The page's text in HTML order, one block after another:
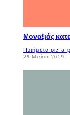
Μοναξιάς
Ποιήματα pic-a-
29 Μαΐου 2019